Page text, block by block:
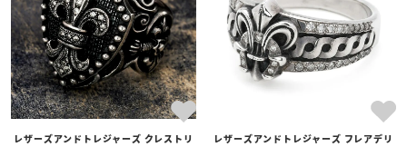
レザーズアンドトレジャーズ クレストリ
レザーズアンドトレジャーズ フレアデリ